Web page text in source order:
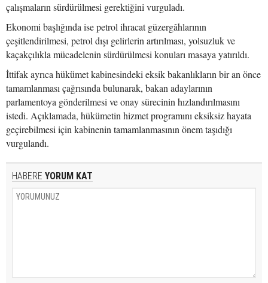
çalışmaların sürdürülmesi gerektiğini vurguladı.
Ekonomi başlığında ise petrol ihracat güzergâhlarının
çeşitlendirilmesi, petrol dışı gelirlerin artırılması, yolsuzluk ve
kaçakçılıkla mücadelenin sürdürülmesi konuları masaya yatırıldı.
İttifak ayrıca hükümet kabinesindeki eksik bakanlıkların bir an önce
tamamlanması çağrısında bulunarak, bakan adaylarının
parlamentoya gönderilmesi ve onay sürecinin hızlandırılmasını
istedi. Açıklamada, hükümetin hizmet programını eksiksiz hayata
geçirebilmesi için kabinenin tamamlanmasının önem taşıdığı
vurgulandı.
HABERE YORUM KAT